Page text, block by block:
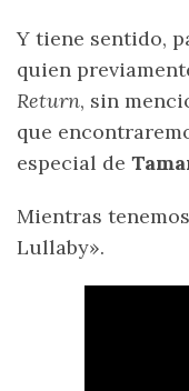
Y tiene sentido,
quien
Return, sin
que
especial de
Mientras
Lullaby».